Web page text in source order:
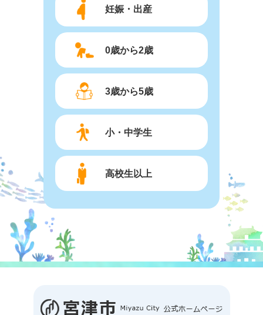
妊娠・出産
0歳から2歳
3歳から5歳
小・中学生
高校生以上